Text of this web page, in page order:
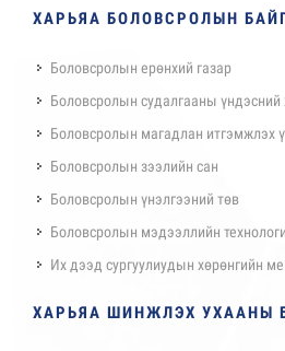
ХАРЬЯА БОЛОВСРОЛЫН
Боловсролын ерөнхий газар
Боловсролын судалгааны үндэсний
Боловсролын магадлан итгэмжлэх
Боловсролын зээлийн сан
Боловсролын үнэлгээний төв
Боловсролын мэдээллийн
Их дээд сургуулиудын хөрөнгийн
ХАРЬЯА ШИНЖЛЭХ УХААНЫ